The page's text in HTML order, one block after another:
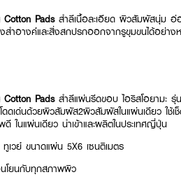
Cotton Pads สำลีเนื้อละเอียด ผิวสัมผัสนุ่ม
งสำอางค์และสิ่งสกปรกออกจากรูขุมขนได้อย่า
Cotton Pads สำลีแผ่นรีดขอบ ไอริสโอยามะ
ด่นด้วยผิวสัมผัส2ผิวสัมผัสในแผ่นเดียว ใช้เ
ในแผ่นเดียว นำเข้าและผลิตในประเทศญี่ปุ่น
เวย์ ขนาดแผ่น 5X6 เซนติเมตร
โยนกับทุกสภาพผิว